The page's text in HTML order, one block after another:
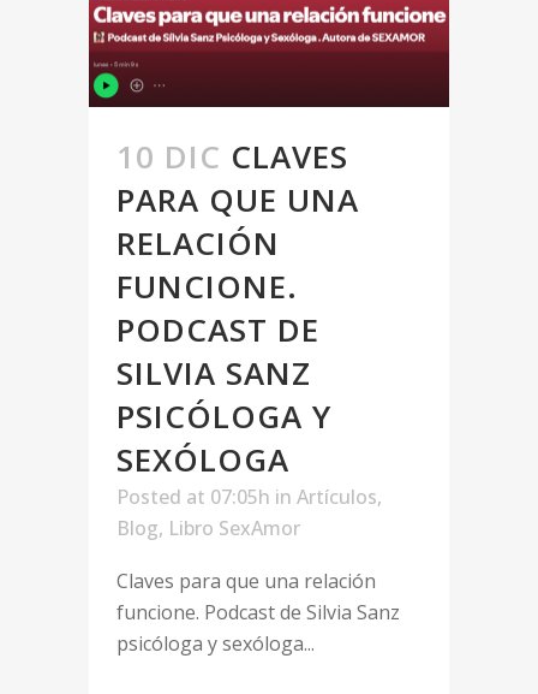
10 DIC CLAVES
PARA QUE UNA
RELACIÓN
FUNCIONE.
PODCAST DE
SILVIA SANZ
PSICÓLOGA Y
SEXÓLOGA
Posted at 07:05h in Artículos,
Blog, Libro SexAmor
Claves para que una relación
funcione. Podcast de Silvia Sanz
psicóloga y sexóloga...